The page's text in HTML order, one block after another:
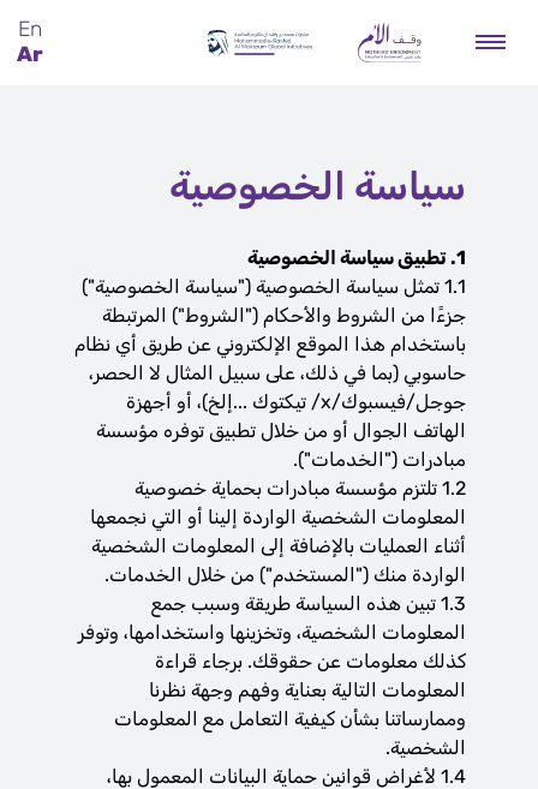
En
Ar
سياسة الخصوصية
1. تطبيق سياسة الخصوصية
1.1 تمثل سياسة الخصوصية ("سياسة الخصوصية")
جزءًا من الشروط والأحكام ("الشروط") المرتبطة
باستخدام هذا الموقع الإلكتروني عن طريق أي نظام
حاسوبي (بما في ذلك، على سبيل المثال لا الحصر،
جوجل/فيسبوك/x/ تيكتوك ...إلخ)، أو أجهزة
الهاتف الجوال أو من خلال تطبيق توفره مؤسسة
مبادرات ("الخدمات").
1.2 تلتزم مؤسسة مبادرات بحماية خصوصية
المعلومات الشخصية الواردة إلينا أو التي نجمعها
أثناء العمليات بالإضافة إلى المعلومات الشخصية
الواردة منك ("المستخدم") من خلال الخدمات.
1.3 تبين هذه السياسة طريقة وسبب جمع
المعلومات الشخصية، وتخزينها واستخدامها، وتوفر
كذلك معلومات عن حقوقك. برجاء قراءة
المعلومات التالية بعناية وفهم وجهة نظرنا
وممارساتنا بشأن كيفية التعامل مع المعلومات
الشخصية.
1.4 لأغراض قوانين حماية البيانات المعمول بها،